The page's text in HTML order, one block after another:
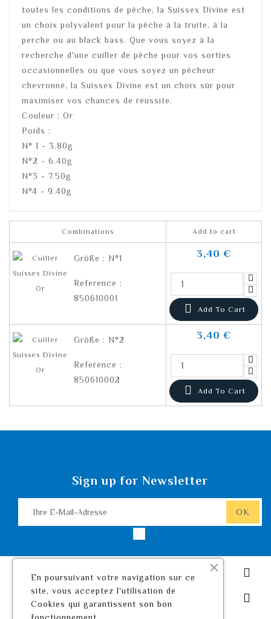
toutes les conditions de pêche, la Suissex Divine est
un choix polyvalent pour la pêche à la truite, à la
perche ou au black bass. Que vous soyez à la
recherche d'une cuiller de pêche pour vos sorties
occasionnelles ou que vous soyez un pêcheur
chevronné, la Suissex Divine est un choix sûr pour
maximiser vos chances de réussite.
Couleur : Or
Poids :
N° 1 - 3.80g
N°2 - 6.40g
N°3 - 7.50g
N°4 - 9.40g
Combinations Add to cart
Größe : N°1
Reference :
850610001
3,40 €
 Add To Cart
Größe : N°2
Reference :
850610002
3,40 €
 Add To Cart
Sign up for Newsletter

Ihr Konto 
En poursuivant votre navigation sur ce
site, vous acceptez l'utilisation de
Cookies qui garantissent son bon